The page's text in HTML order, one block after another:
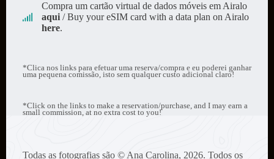
Compra um cartão virtual de dados móveis em Airalo
aqui/ Buy your eSIM card with a data plan on Airalo
here.
*Clica nos links para efetuar uma reserva/compra e eu poderei ganhar
uma pequena comissão, isto sem qualquer custo adicional claro!
*Click on the links to make a reservation/purchase, and I may earn a
small commission, at no extra cost to you!
Todas as fotografias são © Ana Carolina, 2026. Todos os